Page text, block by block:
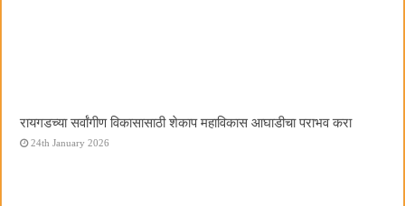
रायगडच्या सर्वांगीण विकासासाठी शेकाप महाविकास आघाडीचा पराभव करा
24th January 2026